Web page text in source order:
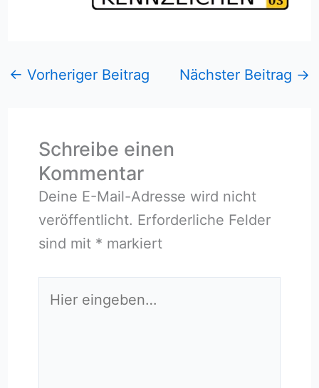
← Vorheriger Beitrag Nächster Beitrag →
Schreibe einen
Kommentar
Deine E-Mail-Adresse wird nicht
veröffentlicht. Erforderliche Felder
sind mit * markiert
eingeben…